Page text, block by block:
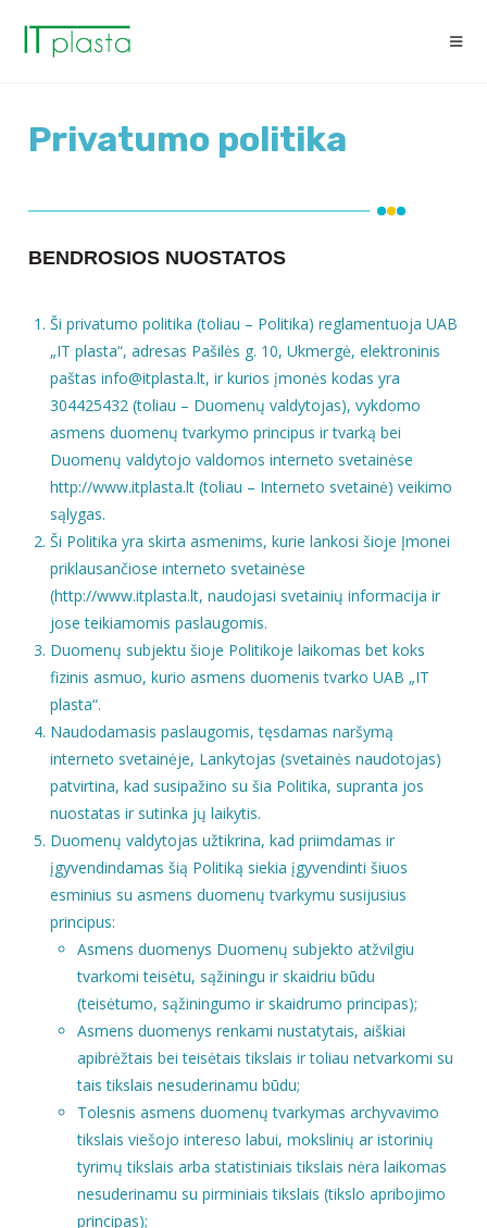
Privatumo politika
BENDROSIOS NUOSTATOS
Ši privatumo politika (toliau – Politika) reglamentuoja UAB
„IT plasta“, adresas Pašilės g. 10, Ukmergė, elektroninis
paštas info@itplasta.lt, ir kurios įmonės kodas yra
304425432 (toliau – Duomenų valdytojas), vykdomo
asmens duomenų tvarkymo principus ir tvarką bei
Duomenų valdytojo valdomos interneto svetainėse
http://www.itplasta.lt (toliau – Interneto svetainė) veikimo
sąlygas.
Ši Politika yra skirta asmenims, kurie lankosi šioje Įmonei
priklausančiose interneto svetainėse
(http://www.itplasta.lt, naudojasi svetainių informacija ir
jose teikiamomis paslaugomis.
Duomenų subjektu šioje Politikoje laikomas bet koks
fizinis asmuo, kurio asmens duomenis tvarko UAB „IT
plasta“.
Naudodamasis paslaugomis, tęsdamas naršymą
interneto svetainėje, Lankytojas (svetainės naudotojas)
patvirtina, kad susipažino su šia Politika, supranta jos
nuostatas ir sutinka jų laikytis.
Duomenų valdytojas užtikrina, kad priimdamas ir
įgyvendindamas šią Politiką siekia įgyvendinti šiuos
esminius su asmens duomenų tvarkymu susijusius
principus:
Asmens duomenys Duomenų subjekto atžvilgiu
tvarkomi teisėtu, sąžiningu ir skaidriu būdu
(teisėtumo, sąžiningumo ir skaidrumo principas);
Asmens duomenys renkami nustatytais, aiškiai
apibrėžtais bei teisėtais tikslais ir toliau netvarkomi su
tais tikslais nesuderinamu būdu;
Tolesnis asmens duomenų tvarkymas archyvavimo
tikslais viešojo intereso labui, mokslinių ar istorinių
tyrimų tikslais arba statistiniais tikslais nėra laikomas
nesuderinamu su pirminiais tikslais (tikslo apribojimo
principas);